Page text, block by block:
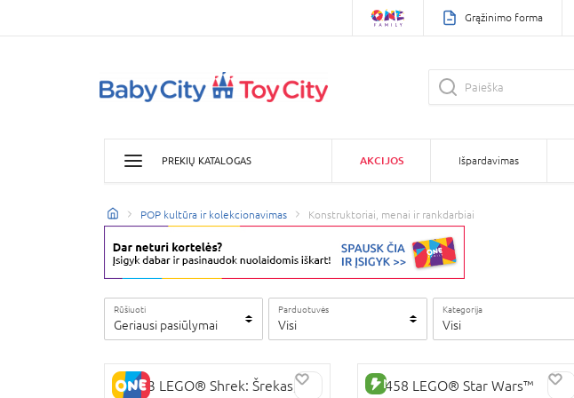
Grąžinimo forma
PREKIŲ KATALOGAS AKCIJOS Išpardavimas
POP kultūra ir kolekcionavimas Konstruktoriai, menai ir rankdarbiai
Rūšiuoti
Geriausi pasiūlymai
Parduotuvės
Visi
Kategorija
Visi
72423 LEGO® Shrek: Šrekas,
NAUJA PREKĖ
75458 LEGO® Star Wars™